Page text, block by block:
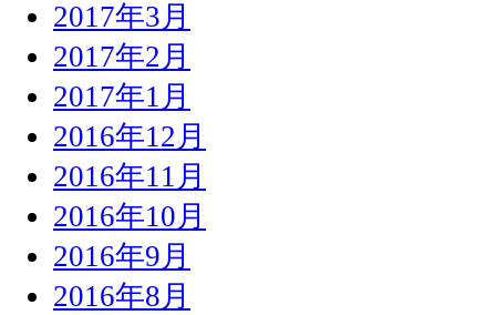
2017年3月
2017年2月
2017年1月
2016年12月
2016年11月
2016年10月
2016年9月
2016年8月